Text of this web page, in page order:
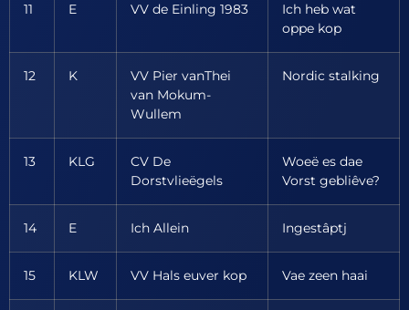
11 E VV de Einling 1983
Ich heb wat
oppe kop
12 K
VV Pier vanThei
van Mokum-
Wullem
Nordic stalking
13 KLG
CV De
Dorstvlieëgels
Woeë es dae
Vorst gebliêve?
14 E Ich Allein Ingestâptj
15 KLW VV Hals euver kop Vae zeen haai